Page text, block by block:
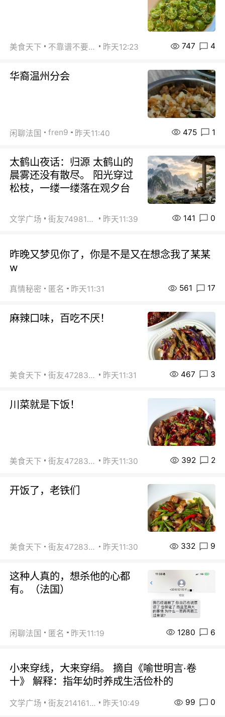
美食天下 不靠谱不要联系 昨天12:23 747 4
华裔温州分会
闲聊法国 fren9 昨天11:40 475 1
太鹤山夜话：归源 太鹤山的
晨雾还没有散尽。 阳光穿过
松枝，一缕一缕落在观夕台
文学广场 街友74981146 昨天11:39 141 0
昨晚又梦见你了，你是不是又在想念我了某某
w
真情秘密 匿名 昨天11:31 561 17
麻辣口味，百吃不厌！
美食天下 街友472838572 昨天11:31 467 3
川菜就是下饭！
美食天下 街友472838572 昨天11:30 392 2
开饭了，老铁们
美食天下 街友472838572 昨天11:30 332 9
这种人真的，想杀他的心都
有。（法国）
闲聊法国 匿名 昨天11:19 1280 6
小来穿线，大来穿绢。 摘自《喻世明言·卷
十》 解释：指年幼时养成生活俭朴的
文学广场 街友21416156 昨天10:49 99 0